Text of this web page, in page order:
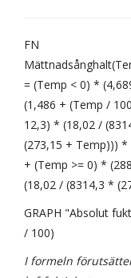
FN
= (Temp < 0) *
(1,486 + (Temp /
12,3) * (18,02 /
(273,15 + Temp))) *
+ (Temp >= 0) *
(18,02 / (8314,3 *
GRAPH "Absolut
/ 100)
I formeln